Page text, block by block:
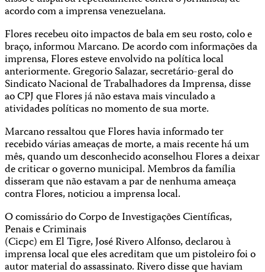
acordo com a imprensa venezuelana.
Flores recebeu oito impactos de bala em seu rosto, colo e
braço, informou Marcano. De acordo com informações da
imprensa, Flores esteve envolvido na política local
anteriormente. Gregorio Salazar, secretário-geral do
Sindicato Nacional de Trabalhadores da Imprensa, disse
ao CPJ que Flores já não estava mais vinculado a
atividades políticas no momento de sua morte.
Marcano ressaltou que Flores havia informado ter
recebido várias ameaças de morte, a mais recente há um
mês, quando um desconhecido aconselhou Flores a deixar
de criticar o governo municipal. Membros da família
disseram que não estavam a par de nenhuma ameaça
contra Flores, noticiou a imprensa local.
O comissário do Corpo de Investigações Científicas,
Penais e Criminais
(Cicpc) em El Tigre, José Rivero Alfonso, declarou à
imprensa local que eles acreditam que um pistoleiro foi o
autor material do assassinato. Rivero disse que haviam